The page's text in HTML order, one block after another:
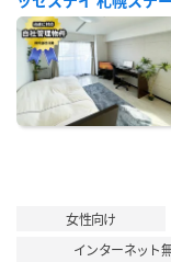
女性向け
インターネット